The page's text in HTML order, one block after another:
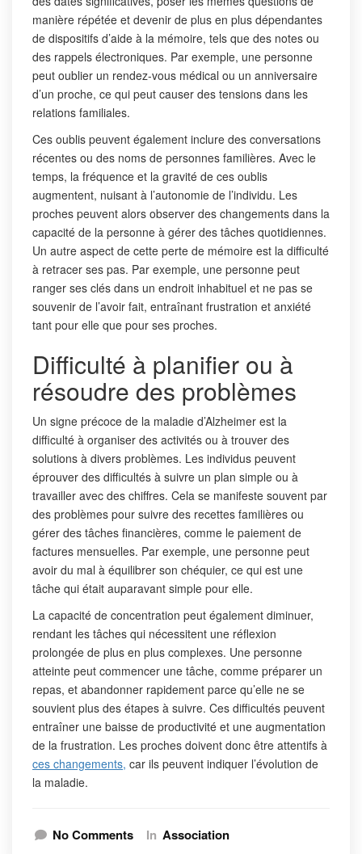
manière répétée et devenir de plus en plus dépendantes
de dispositifs d’aide à la mémoire, tels que des notes ou
des rappels électroniques. Par exemple, une personne
peut oublier un rendez-vous médical ou un anniversaire
d’un proche, ce qui peut causer des tensions dans les
relations familiales.
Ces oublis peuvent également inclure des conversations
récentes ou des noms de personnes familières. Avec le
temps, la fréquence et la gravité de ces oublis
augmentent, nuisant à l’autonomie de l’individu. Les
proches peuvent alors observer des changements dans la
capacité de la personne à gérer des tâches quotidiennes.
Un autre aspect de cette perte de mémoire est la difficulté
à retracer ses pas. Par exemple, une personne peut
ranger ses clés dans un endroit inhabituel et ne pas se
souvenir de l’avoir fait, entraînant frustration et anxiété
tant pour elle que pour ses proches.
Difficulté à planifier ou à
résoudre des problèmes
Un signe précoce de la maladie d’Alzheimer est la
difficulté à organiser des activités ou à trouver des
solutions à divers problèmes. Les individus peuvent
éprouver des difficultés à suivre un plan simple ou à
travailler avec des chiffres. Cela se manifeste souvent par
des problèmes pour suivre des recettes familières ou
gérer des tâches financières, comme le paiement de
factures mensuelles. Par exemple, une personne peut
avoir du mal à équilibrer son chéquier, ce qui est une
tâche qui était auparavant simple pour elle.
La capacité de concentration peut également diminuer,
rendant les tâches qui nécessitent une réflexion
prolongée de plus en plus complexes. Une personne
atteinte peut commencer une tâche, comme préparer un
repas, et abandonner rapidement parce qu’elle ne se
souvient plus des étapes à suivre. Ces difficultés peuvent
entraîner une baisse de productivité et une augmentation
de la frustration. Les proches doivent donc être attentifs à
ces changements, car ils peuvent indiquer l’évolution de
la maladie.
No Comments In Association